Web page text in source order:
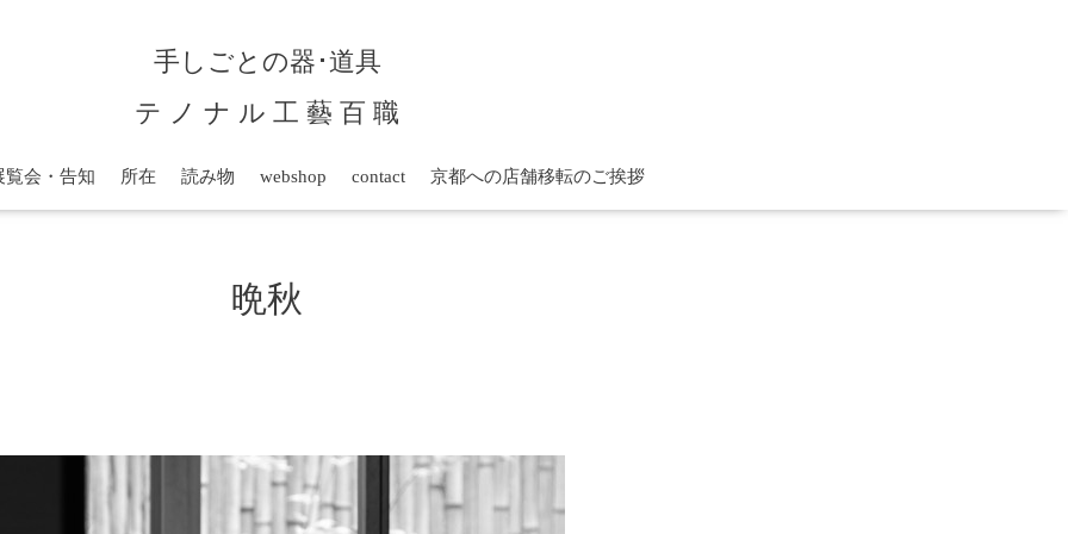
手しごとの器･道具
テ ノ ナ ル 工 藝 百 職
覧会・告知 所在 読み物 webshop contact 京都への店舗移転のご挨拶
晩秋